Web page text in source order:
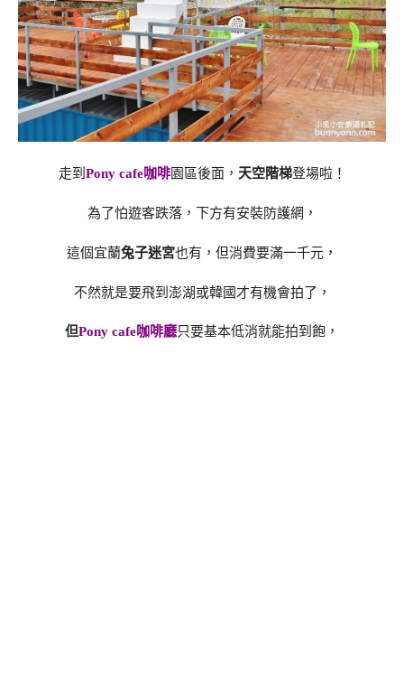
走到 Pony cafe咖啡園區後面， 天空階梯登場啦！
為了怕遊客跌落，下方有安裝防護網，
這個宜蘭兔子迷宮也有，但消費要滿一千元，
不然就是要飛到澎湖或韓國才有機會拍了，
但Pony cafe咖啡廳只要基本低消就能拍到飽，